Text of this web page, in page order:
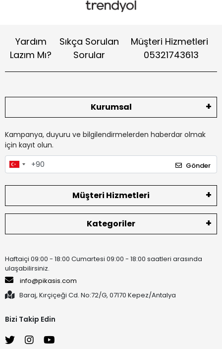
Yardım
Lazım Mı?
Sıkça Sorulan
Sorular
Müşteri Hizmetleri
05321743613
Kurumsal
Kampanya, duyuru ve bilgilendirmelerden haberdar olmak
için kayıt olun.
Gönder
Müşteri Hizmetleri
Kategoriler
Haftaiçi 09:00 - 18:00 Cumartesi 09:00 - 18:00 saatleri arasında
ulaşabilirsiniz.
info@pikasis.com
Baraj, Kırçiçeği Cd. No:72/G, 07170 Kepez/Antalya
Bizi Takip Edin